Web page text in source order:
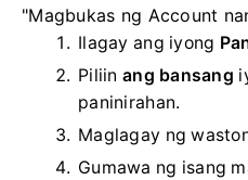
"Magbukas ng Account
Ilagay ang iyong
Piliin ang bansang
paninirahan.
Maglagay ng
Gumawa ng isang